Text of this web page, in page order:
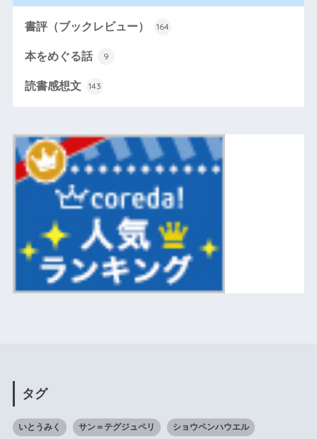
書評（ブックレビュー） 164
本をめぐる話 9
読書感想文 143
タグ
いとうみく サン＝テグジュペリ ショウペンハウエル